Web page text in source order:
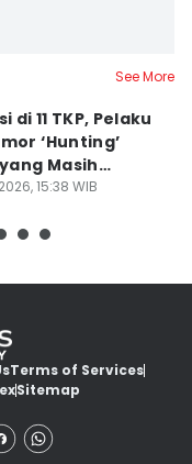
See More
di 11 TKP, Pelaku
‘Hunting’
Masih
15:38 WIB
Terms of Services
Sitemap